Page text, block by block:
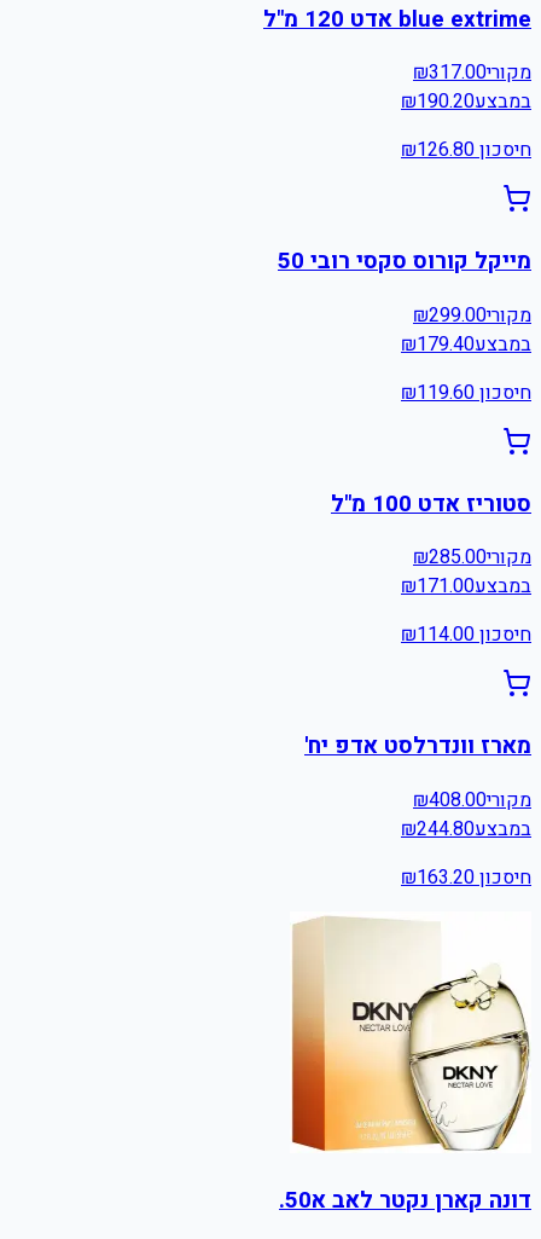
blue extrime אדט 120 מ"ל
מקורי ₪317.00
במבצע
₪190.20
חיסכון ₪126.80
מייקל קורוס סקסי רובי 50
מקורי ₪299.00
במבצע
₪179.40
חיסכון ₪119.60
סטוריז אדט 100 מ"ל
מקורי ₪285.00
במבצע
₪171.00
חיסכון ₪114.00
מארז וונדרלסט אדפ יח'
מקורי ₪408.00
במבצע
₪244.80
חיסכון ₪163.20
דונה קארן נקטר לאב א50.